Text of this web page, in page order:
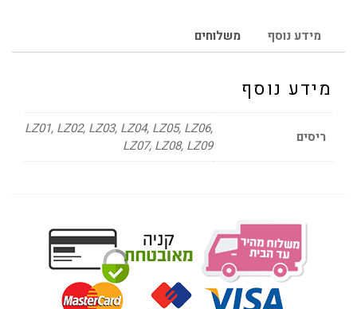
מידע נוסף משלוחים
מידע נוסף
ריסים
LZ01, LZ02, LZ03, LZ04, LZ05, LZ06,
LZ07, LZ08, LZ09